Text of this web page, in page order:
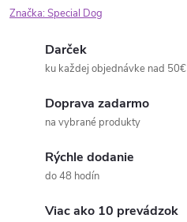
Značka:Special Dog
Darček
ku každej objednávke nad 50€
Doprava zadarmo
na vybrané produkty
Rýchle dodanie
do 48 hodín
Viac ako 10 prevádzok